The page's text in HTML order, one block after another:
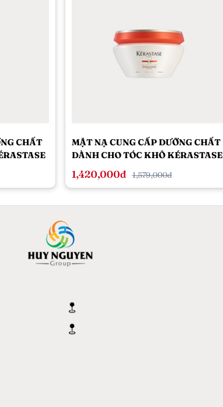
CHẤT
MẶT NẠ CUNG CẤP DƯỠNG CHẤT
DÀNH CHO TÓC KHÔ KÉRASTASE
NUTRITIVE 200ML
1,420,000đ 1,579,000đ